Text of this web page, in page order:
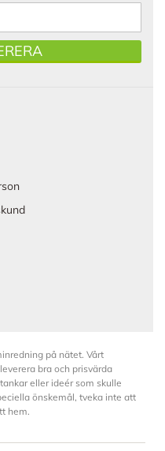
på nätet. Vårt
bra och prisvärda
eller ideér som skulle
önskemål, tveka inte att
hem.